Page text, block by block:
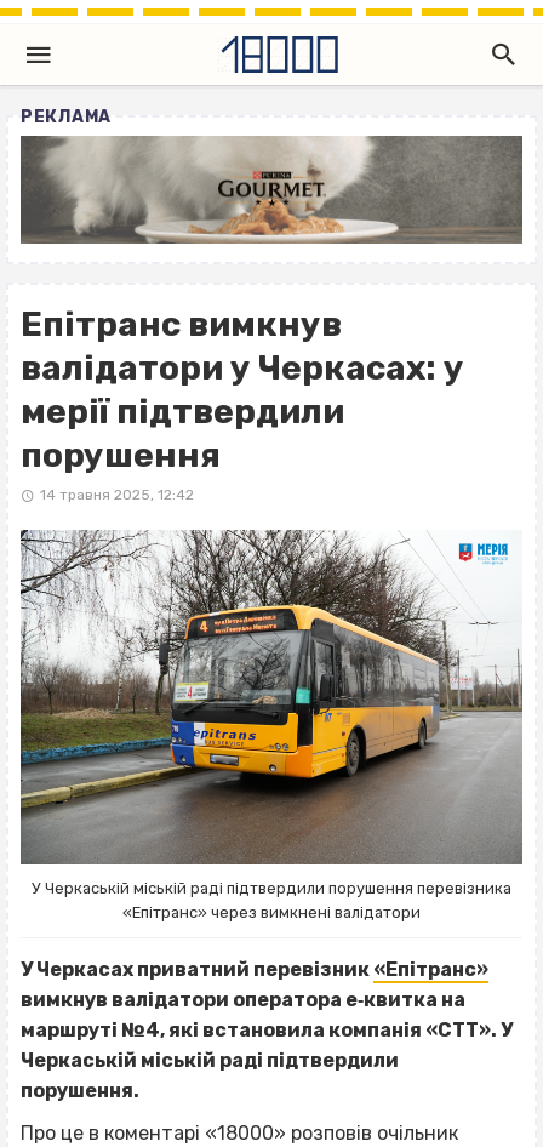
РЕКЛАМА
Епітранс вимкнув
валідатори у Черкасах: у
мерії підтвердили
порушення
14 травня 2025, 12:42
У Черкаській міській раді підтвердили порушення перевізника
«Епітранс» через вимкнені валідатори
У Черкасах приватний перевізник «Епітранс»
вимкнув валідатори оператора е‐квитка на
маршруті №4, які встановила компанія «CTT». У
Черкаській міській раді підтвердили
порушення.
Про це в коментарі «18000» розповів очільник